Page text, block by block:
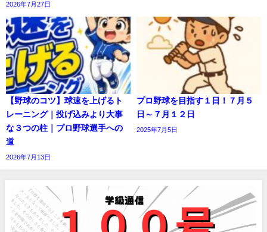
2026年7月27日
【野球のコツ】球速を上げるト
レーニング｜投げ込みより大事
な３つの柱｜プロ野球選手への
道
2026年7月13日
プロ野球を目指す１日！７月５
日～７月１２日
2025年7月5日